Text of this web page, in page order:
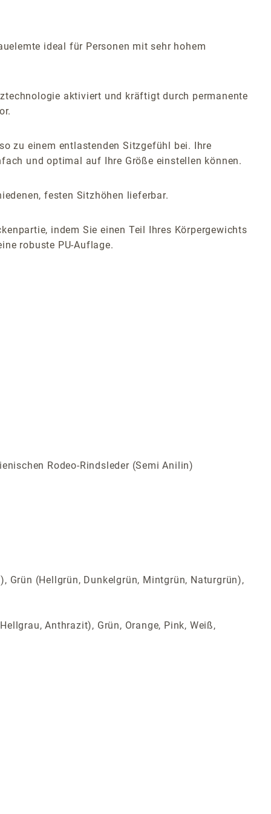
ideal für Personen mit sehr hohem
aktiviert und kräftigt durch permanente
zu einem entlastenden Sitzgefühl bei. Ihre
und optimal auf Ihre Größe einstellen können.
festen Sitzhöhen lieferbar.
indem Sie einen Teil Ihres Körpergewichts
robuste PU-Auflage.
Rodeo-Rindsleder (Semi Anilin)
Grün (Hellgrün, Dunkelgrün, Mintgrün, Naturgrün),
Anthrazit), Grün, Orange, Pink, Weiß,